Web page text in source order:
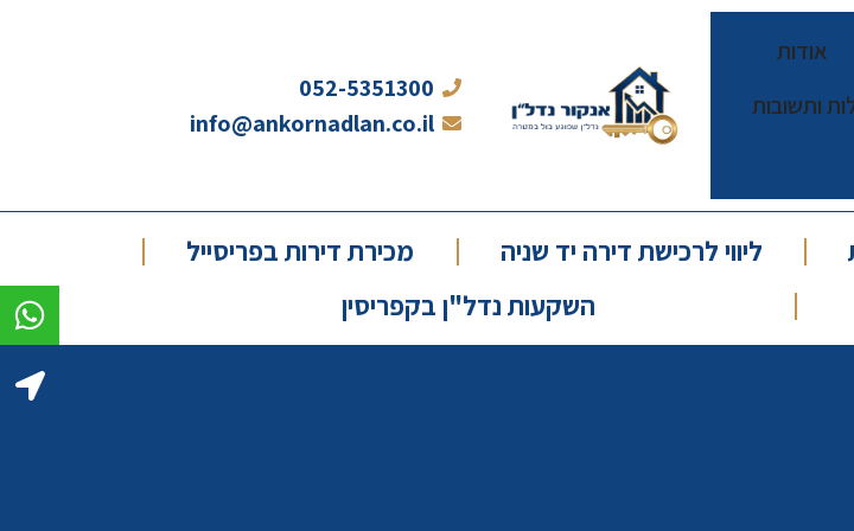
אודות
ותשובות
052-5351300
info@ankornadlan.co.il
ליווי לרכישת דירה יד שניה
מכירת דירות בפריסייל
השקעות נדל"ן בקפריסין